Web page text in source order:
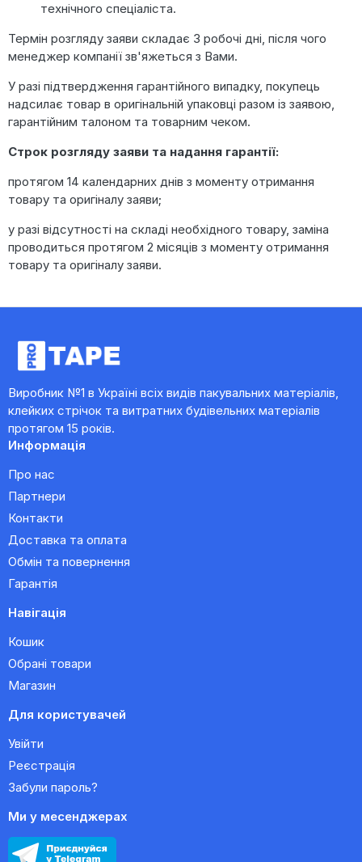
технічного спеціаліста.
Термін розгляду заяви складає 3 робочі дні, після чого
менеджер компанії зв'яжеться з Вами.
У разі підтвердження гарантійного випадку, покупець
надсилає товар в оригінальній упаковці разом із заявою,
гарантійним талоном та товарним чеком.
Строк розгляду заяви та надання гарантії:
протягом 14 календарних днів з моменту отримання
товару та оригіналу заяви;
у разі відсутності на складі необхідного товару, заміна
проводиться протягом 2 місяців з моменту отримання
товару та оригіналу заяви.
Виробник №1 в Україні всіх видів пакувальних матеріалів,
клейких стрічок та витратних будівельних матеріалів
протягом 15 років.
Информація
Про нас
Партнери
Контакти
Доставка та оплата
Обмін та повернення
Гарантія
Навігація
Кошик
Обрані товари
Магазин
Для користувачей
Увійти
Реєстрація
Забули пароль?
Ми у месенджерах